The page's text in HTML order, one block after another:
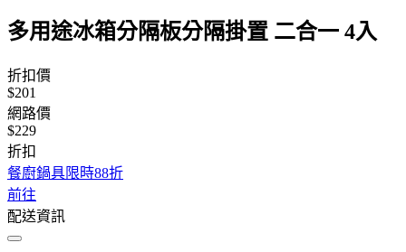
多用途冰箱分隔板分隔掛置 二合一 4入
折扣價
$201
網路價
$229
折扣
餐廚鍋具限時88折
前往
配送資訊